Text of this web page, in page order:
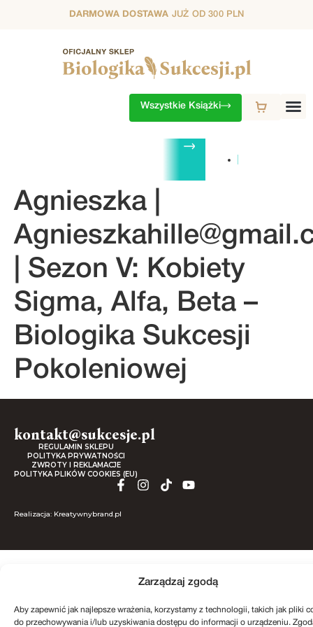
Zarządzaj zgodą
Aby zapewnić jak najlepsze wrażenia, korzystamy z technologii, takich jak pliki
do przechowywania i/lub uzyskiwania dostępu do informacji o urządzeniu.
DARMOWA DOSTAWA JUŻ OD 300 PLN
Wszystkie Książki
4. SEZON
Agnieszka |
| Sezon V: Kobiety
Sigma, Alfa, Beta –
Biologika Sukcesji
Pokoleniowej
kontakt@sukcesje.pl
REGULAMIN SKLEPU
POLITYKA PRYWATNOŚCI
ZWROTY I REKLAMACJE
POLITYKA PLIKÓW COOKIES (EU)
Realizacja: Kreatywnybrand.pl